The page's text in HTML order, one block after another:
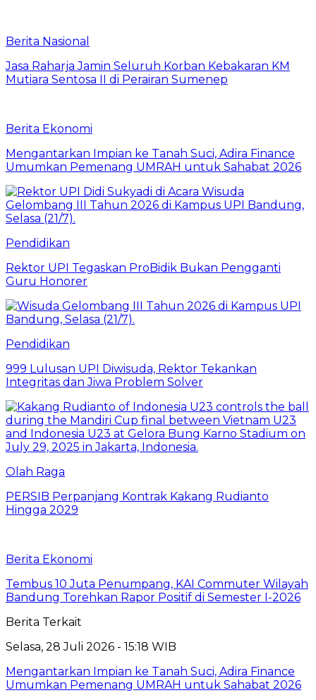
Berita Nasional
Jasa Raharja Jamin Seluruh Korban Kebakaran KM
Mutiara Sentosa II di Perairan Sumenep
Berita Ekonomi
Mengantarkan Impian ke Tanah Suci, Adira Finance
Umumkan Pemenang UMRAH untuk Sahabat 2026
Pendidikan
Rektor UPI Tegaskan ProBidik Bukan Pengganti
Guru Honorer
Pendidikan
999 Lulusan UPI Diwisuda, Rektor Tekankan
Integritas dan Jiwa Problem Solver
Olah Raga
PERSIB Perpanjang Kontrak Kakang Rudianto
Hingga 2029
Berita Ekonomi
Tembus 10 Juta Penumpang, KAI Commuter Wilayah
Bandung Torehkan Rapor Positif di Semester I-2026
Berita Terkait
Selasa, 28 Juli 2026 - 15:18 WIB
Mengantarkan Impian ke Tanah Suci, Adira Finance
Umumkan Pemenang UMRAH untuk Sahabat 2026